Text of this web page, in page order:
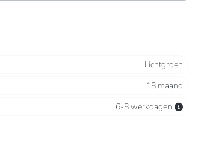
Lichtgroen
18 maand
6-8 werkdagen